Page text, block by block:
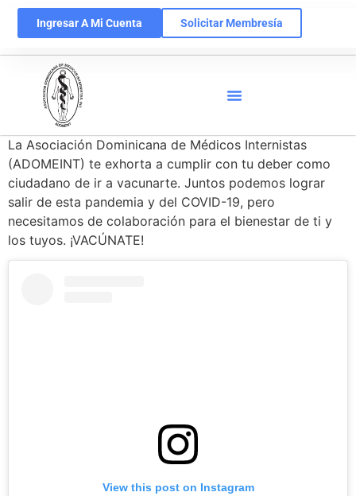
Ingresar A Mi Cuenta Solicitar Membresía
La Asociación Dominicana de Médicos Internistas
(ADOMEINT) te exhorta a cumplir con tu deber como
ciudadano de ir a vacunarte. Juntos podemos lograr
salir de esta pandemia y del COVID-19, pero
necesitamos de colaboración para el bienestar de ti y
los tuyos. ¡VACÚNATE!
View this post on Instagram